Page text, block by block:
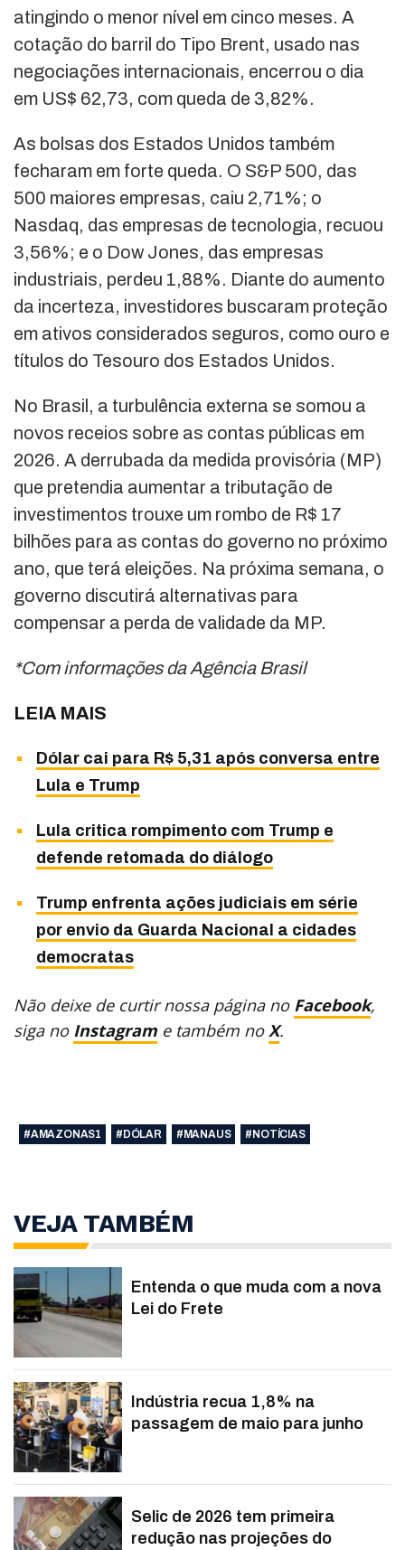
atingindo o menor nível em cinco meses. A
cotação do barril do Tipo Brent, usado nas
negociações internacionais, encerrou o dia
em US$ 62,73, com queda de 3,82%.
As bolsas dos Estados Unidos também
fecharam em forte queda. O S&P 500, das
500 maiores empresas, caiu 2,71%; o
Nasdaq, das empresas de tecnologia, recuou
3,56%; e o Dow Jones, das empresas
industriais, perdeu 1,88%. Diante do aumento
da incerteza, investidores buscaram proteção
em ativos considerados seguros, como ouro e
títulos do Tesouro dos Estados Unidos.
No Brasil, a turbulência externa se somou a
novos receios sobre as contas públicas em
2026. A derrubada da medida provisória (MP)
que pretendia aumentar a tributação de
investimentos trouxe um rombo de R$ 17
bilhões para as contas do governo no próximo
ano, que terá eleições. Na próxima semana, o
governo discutirá alternativas para
compensar a perda de validade da MP.
*Com informações da Agência Brasil
LEIA MAIS
Dólar cai para R$ 5,31 após conversa entre
Lula e Trump
Lula critica rompimento com Trump e
defende retomada do diálogo
Trump enfrenta ações judiciais em série
por envio da Guarda Nacional a cidades
democratas
Não deixe de curtir nossa página no Facebook,
siga no Instagram e também noX.
#AMAZONAS1 #DÓLAR #MANAUS #NOTÍCIAS
VEJA TAMBÉM
Entenda o que muda com a nova
Lei do Frete
Indústria recua 1,8% na
passagem de maio para junho
Selic de 2026 tem primeira
redução nas projeções do